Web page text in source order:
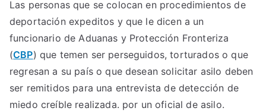
Las personas que se colocan en procedimientos de
deportación expeditos y que le dicen a un
funcionario de Aduanas y Protección Fronteriza
(CBP) que temen ser perseguidos, torturados o que
regresan a su país o que desean solicitar asilo deben
ser remitidos para una entrevista de detección de
miedo creíble realizada. por un oficial de asilo.